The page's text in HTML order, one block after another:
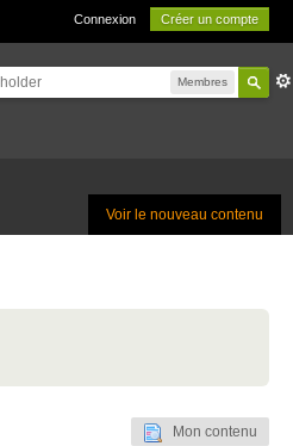
Connexion Créer un compte
Membres
Voir le nouveau contenu
Mon contenu